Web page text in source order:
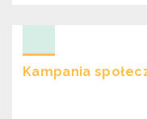
Kampania